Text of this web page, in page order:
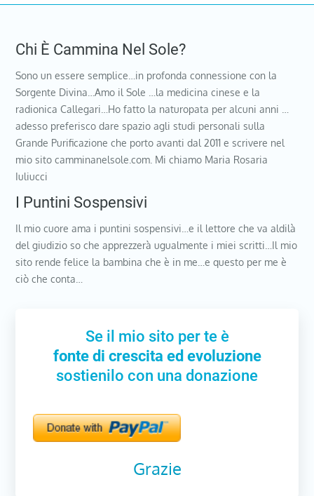
Chi È Cammina Nel Sole?
Sono un essere semplice…in profonda connessione con la
Sorgente Divina…Amo il Sole …la medicina cinese e la
radionica Callegari…Ho fatto la naturopata per alcuni anni …
adesso preferisco dare spazio agli studi personali sulla
Grande Purificazione che porto avanti dal 2011 e scrivere nel
mio sito camminanelsole.com. Mi chiamo Maria Rosaria
Iuliucci
I Puntini Sospensivi
Il mio cuore ama i puntini sospensivi…e il lettore che va aldilà
del giudizio so che apprezzerà ugualmente i miei scritti…Il mio
sito rende felice la bambina che è in me…e questo per me è
ciò che conta…
Se il mio sito per te è
fonte di crescita ed evoluzione
sostienilo con una donazione
Grazie